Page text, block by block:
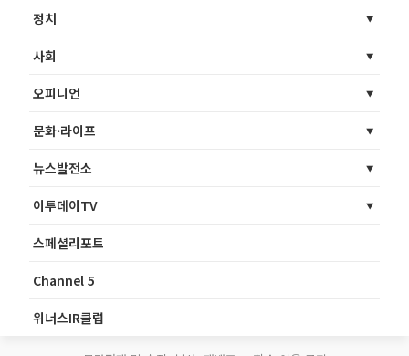
정치
사회
오피니언
문화·라이프
뉴스발전소
이투데이TV
스페셜리포트
Channel 5
위너스IR클럽